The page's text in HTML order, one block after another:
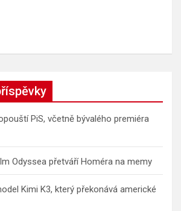
PiS, včetně bývalého premiéra
Odyssea přetváří Homéra na memy
Kimi K3, který překonává americké